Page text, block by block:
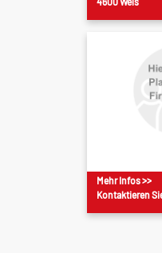
Mehr Infos >>
Kontaktieren